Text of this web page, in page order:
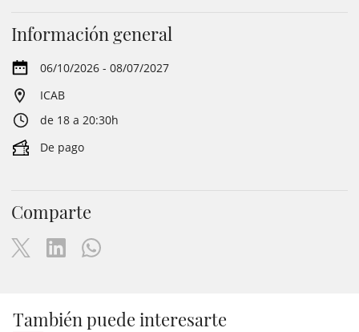
Información general
06/10/2026 - 08/07/2027
ICAB
de 18 a 20:30h
De pago
Comparte
También puede interesarte